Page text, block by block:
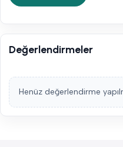
Değerlendirmeler
Henüz değerlendirme